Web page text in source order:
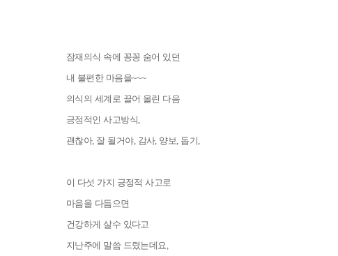
잠재의식 속에 꽁꽁 숨어 있던
내 불편한 마음을~~~
의식의 세계로 끌어 올린 다음
긍정적인 사고방식,
괜찮아, 잘 될거야, 감사, 양보, 돕기,
이 다섯 가지 긍정적 사고로
마음을 다듬으면
건강하게 살수 있다고
지난주에 말씀 드렸는데요,